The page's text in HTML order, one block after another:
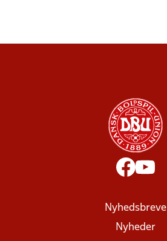
Nyhedsbreve
Nyheder